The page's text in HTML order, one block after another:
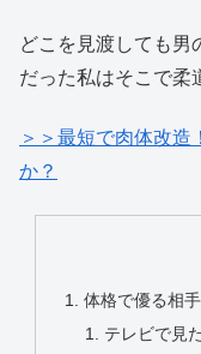
どこを見渡しても男
だった私はそこで柔
＞＞最短で肉体改
か？
体格で優る相
テレビで見